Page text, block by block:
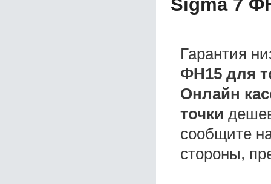
Sigma 7
Гарантия
ФН15 для
Онлайн
точки
сообщите
стороны,